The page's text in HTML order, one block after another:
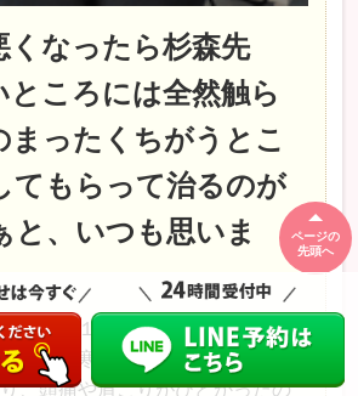
くなったら杉森先
ところには全然触ら
まったくちがうとこ
てもらって治るのが
と、いつも思いま
れこれ１０年近くお世話になっ
頃は、寒くなって身体が冷える
、頭痛や肩こりがひどかったの
ページの
先頭へ